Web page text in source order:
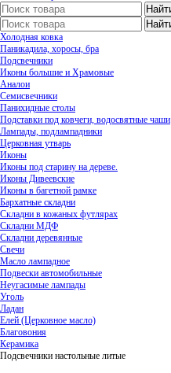
Холодная ковка
Паникадила, хоросы, бра
Подсвечники
Иконы большие и Храмовые
Аналои
Семисвечники
Панихидные столы
Подставки под ковчеги, водосвятные чаши
Лампады, подлампадники
Церковная утварь
Иконы
Иконы под старину на дереве.
Иконы Дивеевские
Иконы в багетной рамке
Бархатные складни
Складни в кожаных футлярах
Складни МДФ
Складни деревянные
Свечи
Масло лампадное
Подвески автомобильные
Неугасимые лампады
Уголь
Ладан
Елей (Церковное масло)
Благовония
Керамика
Подсвечники настольные литые